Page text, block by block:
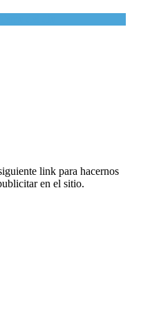
Tema del día
y caro jamás construido
su capacidad de disuasión submarina
, Tema del díalink para hacernos
en el sitio.